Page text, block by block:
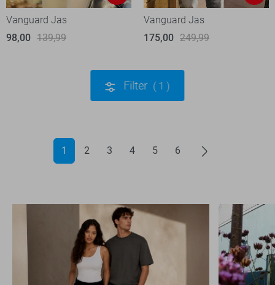
Vanguard Jas
98,00 139,99
Vanguard Jas
175,00 249,99
Filter 1
1 2 3 4 5 6